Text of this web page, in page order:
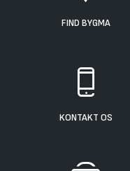
FIND BYGMA
KONTAKT OS